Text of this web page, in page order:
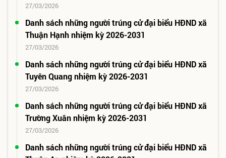
27/03/2026
Danh sách những người trúng cử đại biểu HĐND xã
Thuận Hạnh nhiệm kỳ 2026-2031
27/03/2026
Danh sách những người trúng cử đại biểu HĐND xã
Tuyên Quang nhiệm kỳ 2026-2031
27/03/2026
Danh sách những người trúng cử đại biểu HĐND xã
Trường Xuân nhiệm kỳ 2026-2031
27/03/2026
Danh sách những người trúng cử đại biểu HĐND xã